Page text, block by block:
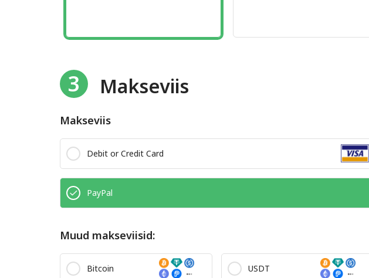
3 Makseviis
Makseviis
Debit or Credit Card
PayPal
Muud makseviisid:
Bitcoin USDT